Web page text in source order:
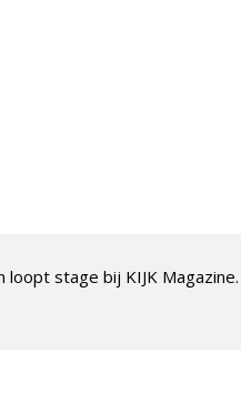
stage bij KIJK Magazine.